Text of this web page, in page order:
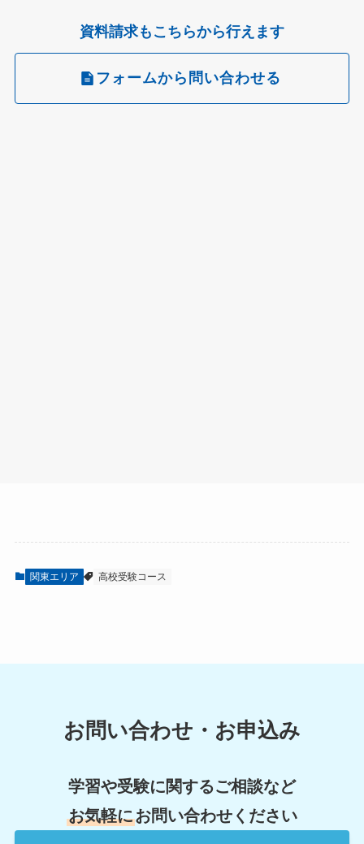
資料請求もこちらから行えます
フォームから問い合わせる
関東エリア 高校受験コース
お問い合わせ・お申込み
学習や受験に関するご相談など
お気軽にお問い合わせください